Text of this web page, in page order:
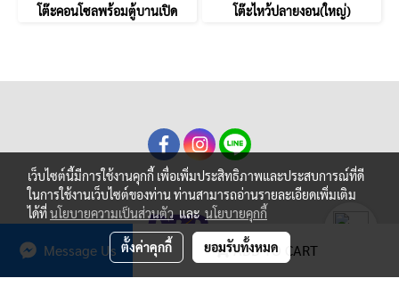
ADD TO CART
Message Us
โต๊ะคอนโซลพร้อมตู้บานเปิด โต๊ะไหว้ปลายงอน(ใหญ่)
เว็บไซต์นี้มีการใช้งานคุกกี้ เพื่อเพิ่มประสิทธิภาพและประสบการณ์ที่ดี
ในการใช้งานเว็บไซต์ของท่าน ท่านสามารถอ่านรายละเอียดเพิ่มเติม
ได้ที่นโยบายความเป็นส่วนตัวและนโยบายคุกกี้
ตั้งค่าคุกกี้ ยอมรับทั้งหมด